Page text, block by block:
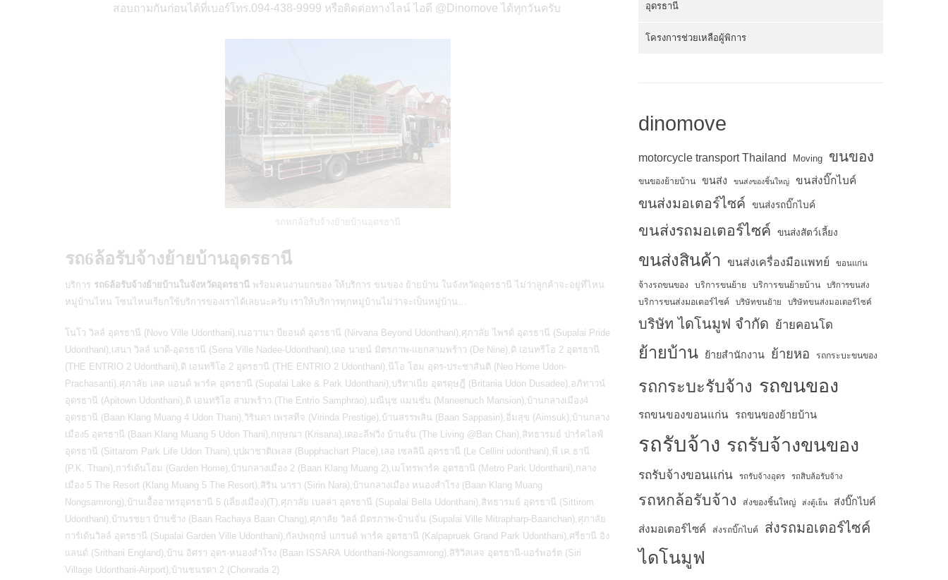
สอบถามกันก่อนได้ที่เบอร์โทร.094-438-9999 หรือติดต่อทางไลน์ ไอดี @Dinomove ได้ทุกวันครับ
รถหกล้อรับจ้างย้ายบ้านอุดรธานี
รถ6ล้อรับจ้างย้ายบ้านอุดรธานี
บริการ รถ6ล้อรับจ้างย้ายบ้านในจังหวัดอุดรธานี พร้อมคนงานยกของ ให้บริการ ขนของ ย้ายบ้าน ในจังหวัดอุดรธานี ไม่ว่าลูกค้าจะอยู่ที่ไหน
หมู่บ้านไหน โซนไหนเรียกใช้บริการของเราได้เลยนะครับ เราให้บริการทุกหมู่บ้านไม่ว่าจะเป็นหมู่บ้าน…
โนโว วิลล์ อุดรธานี (Novo Ville Udonthani),เนอวานา บียอนด์ อุดรธานี (Nirvana Beyond Udonthani),ศุภาลัย ไพรด์ อุดรธานี (Supalai Pride
Udonthani),เสนา วิลล์ นาดี-อุดรธานี (Sena Ville Nadee-Udonthani),เดอ นายน์ มิตรภาพ-แยกสามพร้าว (De Nine),ดิ เอนทรีโอ 2 อุดรธานี
(THE ENTRIO 2 Udonthani),ดิ เอนทรีโอ 2 อุดรธานี (THE ENTRIO 2 Udonthani),นีโอ โฮม อุดร-ประชาสันติ (Neo Home Udon-
Prachasanti),ศุภาลัย เลค แอนด์ พาร์ค อุดรธานี (Supalai Lake & Park Udonthani),บริทาเนีย อุดรดุษฎี (Britania Udon Dusadee),อภิทาวน์
อุดรธานี (Apitown Udonthani),ดิ เอนทริโอ สามพร้าว (The Entrio Samphrao),มณีนุช แมนชั่น (Maneenuch Mansion),บ้านกลางเมือง4
อุดรธานี (Baan Klang Muang 4 Udon Thani),วิรินดา เพรสทีจ (Virinda Prestige),บ้านสรรพสิน (Baan Sappasin),อิ่มสุข (Aimsuk),บ้านกลาง
เมือง5 อุดรธานี (Baan Klang Muang 5 Udon Thani),กฤษณา (Krisana),เดอะลีฟวิ่ง บ้านจั่น (The Living @Ban Chan),สิทธารมย์ ปาร์คไลฟ์
อุดรธานี (Sittarom Park Life Udon Thani),บุปผาชาติเพลส (Bupphachart Place),เลอ เซลลินี อุดรธานี (Le Cellini udonthani),พี.เค.ธานี
(P.K. Thani),การ์เด้นโฮม (Garden Home),บ้านกลางเมือง 2 (Baan Klang Muang 2),เมโทรพาร์ค อุดรธานี (Metro Park Udonthani),กลาง
เมือง 5 The Resort (Klang Muang 5 The Resort),สิริน นารา (Sirin Nara),บ้านกลางเมือง หนองสำโรง (Baan Klang Muang
Nongsamrong),บ้านเอื้ออาทรอุดรธานี 5 (เลี่ยงเมือง)(T),ศุภาลัย เบลล่า อุดรธานี (Supalai Bella Udonthani),สิทธารมย์ อุดรธานี (Sittirom
Udonthani),บ้านรชยา บ้านช้าง (Baan Rachaya Baan Chang),ศุภาลัย วิลล์ มิตรภาพ-บ้านจั่น (Supalai Ville Mitrapharp-Baanchan),ศุภาลัย
การ์เด้นวิลล์ อุดรธานี (Supalai Garden Ville Udonthani),กัลปพฤกษ์ แกรนด์ พาร์ค อุดรธานี (Kalpapruek Grand Park Udonthani),ศรีธานี อิง
แลนด์ (Srithani England),บ้าน อิศรา อุดร-หนองสำโรง (Baan ISSARA‏ Udonthani-Nongsamrong),สิริวิลเลจ อุดรธานี-แอร์พอร์ต (Siri
Village Udonthani-Airport), บ้านชนรดา 2 (Chonrada 2)
อุดรธานี
โครงการช่วยเหลือผู้พิการ
dinomove
motorcycle transport Thailand Moving ขนของ
ขนของย้ายบ้าน ขนส่ง ขนส่งของชิ้นใหญ่ ขนส่งบิ๊กไบค์
ขนส่งมอเตอร์ไซค์ ขนส่งรถบิ๊กไบค์
ขนส่งรถมอเตอร์ไซค์ ขนส่งสัตว์เลี้ยง
ขนส่งสินค้า ขนส่งเครื่องมือแพทย์ ขอนแก่น
จ้างรถขนของ บริการขนย้าย บริการขนย้ายบ้าน บริการขนส่ง
บริการขนส่งมอเตอร์ไซค์ บริษัทขนย้าย บริษัทขนส่งมอเตอร์ไซค์
บริษัท ไดโนมูฟ จำกัด ย้ายคอนโด
ย้ายบ้าน ย้ายสำนักงาน ย้ายหอ รถกระบะขนของ
รถกระบะรับจ้าง รถขนของ
รถขนของขอนแก่น รถขนของย้ายบ้าน
รถรับจ้าง รถรับจ้างขนของ
รถรับจ้างขอนแก่น รถรับจ้างอุดร รถสิบล้อรับจ้าง
รถหกล้อรับจ้าง ส่งของชิ้นใหญ่ ส่งตู้เย็น ส่งบิ๊กไบค์
ส่งมอเตอร์ไซค์ ส่งรถบิ๊กไบค์ ส่งรถมอเตอร์ไซค์
ไดโนมูฟ